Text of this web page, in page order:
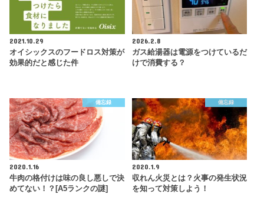
2021.10.29
オイシックスのフードロス対策が
効果的だと感じた件
2026.2.8
ガス給湯器は電源をつけているだ
けで消費する？
備忘録
2020.1.16
牛肉の格付けは味の良し悪しで決
めてない！？[A5ランクの謎]
備忘録
2020.1.9
収れん火災とは？火事の発生状況
を知って対策しよう！